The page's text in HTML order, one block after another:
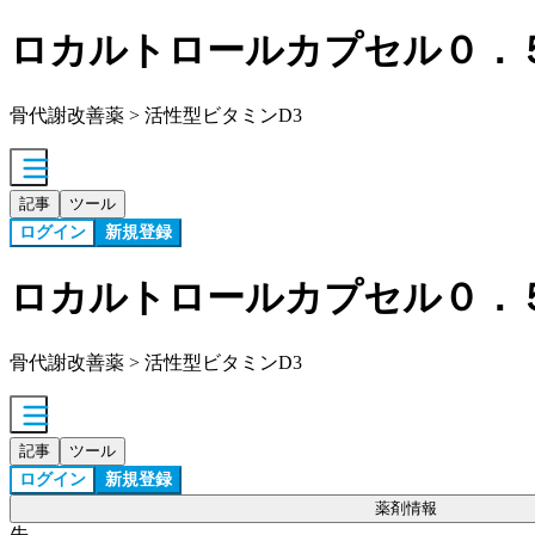
ロカルトロールカプセル０．
骨代謝改善薬 > 活性型ビタミンD3
記事 ツール
ログイン 新規登録
ロカルトロールカプセル０．
骨代謝改善薬 > 活性型ビタミンD3
記事 ツール
ログイン 新規登録
薬剤情報